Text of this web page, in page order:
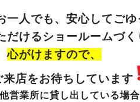
一人でも、安心してごゆ
だけるショールームづく
心がけますので、
来店をお待ちしています
営業所に貸し出している場合